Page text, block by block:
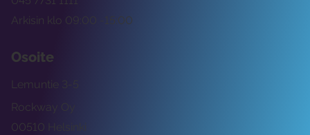
Arkisin klo 09:00 -15:00
Osoite
Rockway Oy
Lemuntie 3-5
00510 Helsinki